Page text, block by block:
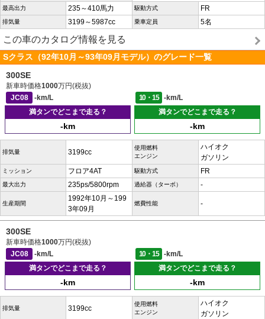
最高出力 235～410馬力 駆動方式 FR
排気量 3199～5987cc 乗車定員 5名
この車のカタログ情報を見る
Sクラス（92年10月～93年09月モデル）のグレード一覧
300SE
新車時価格1000万円(税抜)
JC08
-km/L 10・15
-km/L
満タンでどこまで走る？
-km
満タンでどこまで走る？
-km
排気量 3199cc
使用燃料
エンジン
ハイオク
ガソリン
ミッション フロア4AT 駆動方式 FR
最大出力 235ps/5800rpm 過給器（ターボ） -
生産期間
1992年10月～199
3年09月
燃費性能 -
300SE
新車時価格1000万円(税抜)
JC08
-km/L 10・15
-km/L
満タンでどこまで走る？
-km
満タンでどこまで走る？
-km
排気量 3199cc
使用燃料
エンジン
ハイオク
ガソリン